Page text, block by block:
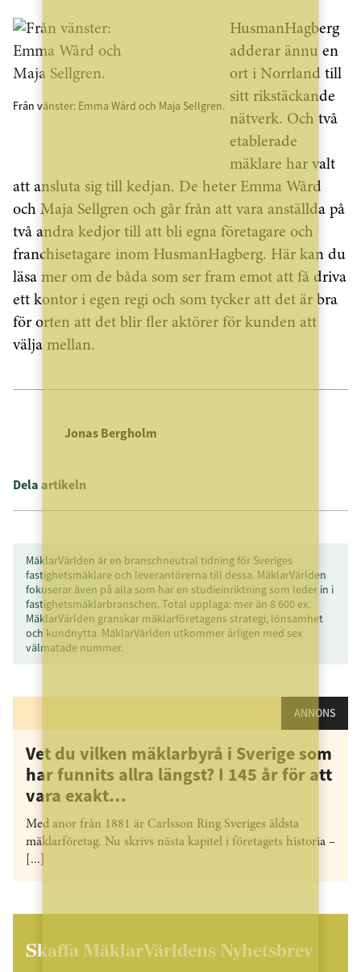
Från vänster: Emma Wård och Maja Sellgren.
HusmanHagberg
adderar ännu en
ort i Norrland till
sitt rikstäckande
nätverk. Och två
etablerade
mäklare har valt
att ansluta sig till kedjan. De heter Emma Wård
och Maja Sellgren och går från att vara anställda på
två andra kedjor till att bli egna företagare och
franchisetagare inom HusmanHagberg. Här kan du
läsa mer om de båda som ser fram emot att få driva
ett kontor i egen regi och som tycker att det är bra
för orten att det blir fler aktörer för kunden att
välja mellan.
Jonas Bergholm
Dela artikeln
MäklarVärlden är en branschneutral tidning för Sveriges
fastighetsmäklare och leverantörerna till dessa. MäklarVärlden
fokuserar även på alla som har en studieinriktning som leder in i
fastighetsmäklarbranschen. Total upplaga: mer än 8 600 ex.
MäklarVärlden granskar mäklarföretagens strategi, lönsamhet
och kundnytta. MäklarVärlden utkommer årligen med sex
välmatade nummer.
ANNONS
Vet du vilken mäklarbyrå i Sverige som
har funnits allra längst? I 145 år för att
vara exakt…
Med anor från 1881 är Carlsson Ring Sveriges äldsta
mäklarföretag. Nu skrivs nästa kapitel i företagets historia –
[...]
Skaffa MäklarVärldens Nyhetsbrev